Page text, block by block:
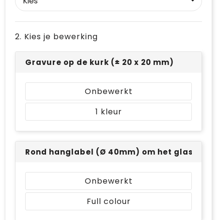
2. Kies je bewerking
Gravure op de kurk (± 20 x 20 mm)
Onbewerkt
1
Rond hanglabel (Ø 40mm) om het
Onbewerkt
Full colour